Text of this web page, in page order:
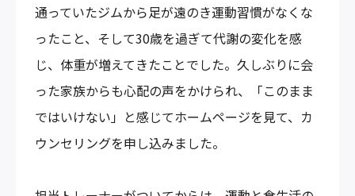
通っていたジムから足が遠のき運動習慣がなくな
ったこと、そして30歳を過ぎて代謝の変化を感
じ、体重が増えてきたことでした。久しぶりに会
った家族からも心配の声をかけられ、「このまま
ではいけない」と感じてホームページを見て、カ
ウンセリングを申し込みました。